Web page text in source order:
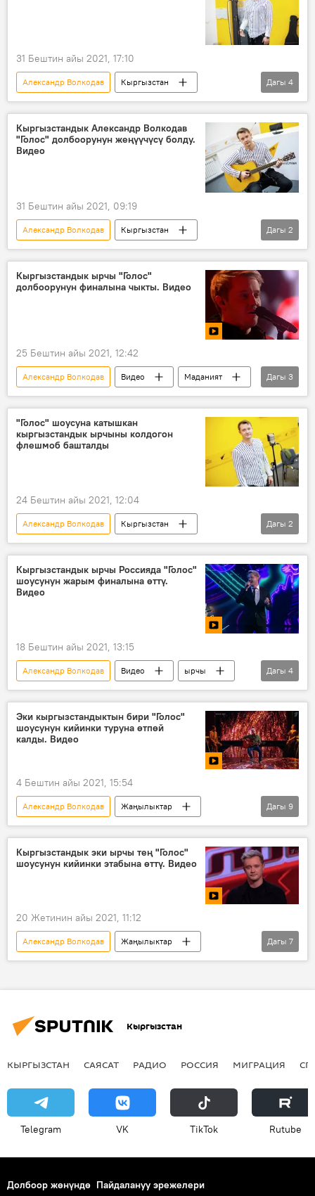
31 Бештин айы 2021, 17:10
Александр Волкодав
Кыргызстан
Садыр Жапаров
куттуктоо
"Голос" долбоору
Россия
Дагы 4
Кыргызстандык Александр Волкодав
"Голос" долбоорунун жеңүүчүсү болду.
Видео
31 Бештин айы 2021, 09:19
Александр Волкодав
Кыргызстан
Россия
"Голос" долбоору
Дагы 2
Кыргызстандык ырчы "Голос"
долбоорунун финалына чыкты. Видео
25 Бештин айы 2021, 12:42
Александр Волкодав Видео
Маданият
финал
"Голос" долбоору Россия
Дагы 3
"Голос" шоусуна катышкан
кыргызстандык ырчыны колдогон
флешмоб башталды
24 Бештин айы 2021, 12:04
Александр Волкодав
Кыргызстан
"Голос" долбоору
Россия
Дагы 2
Кыргызстандык ырчы Россияда "Голос"
шоусунун жарым финалына өттү.
Видео
18 Бештин айы 2021, 13:15
Александр Волкодав Видео
ырчы
жарым финал
"Голос" долбоору
Дагы 4
Эки кыргызстандыктын бири "Голос"
шоусунун кийинки туруна өтпөй
калды. Видео
4 Бештин айы 2021, 15:54
Александр Волкодав
Жаңылыктар
Видео
Мультимедиа
Маданият
Дүйнөдө
Видеоклуб
"Голос" долбоору
Дагы 9
Кыргызстандык эки ырчы тең "Голос"
шоусунун кийинки этабына өттү. Видео
20 Жетинин айы 2021, 11:12
Александр Волкодав
Жаңылыктар
Коом
Кыргызстан
Россия
Дагы 7
Кыргызстан
КЫРГЫЗСТАН САЯСАТ РАДИО РОССИЯ МИГРАЦИЯ
Telegram VK ТikТоk Rutube
Долбоор жөнүндө Пайдалануу эрежелери